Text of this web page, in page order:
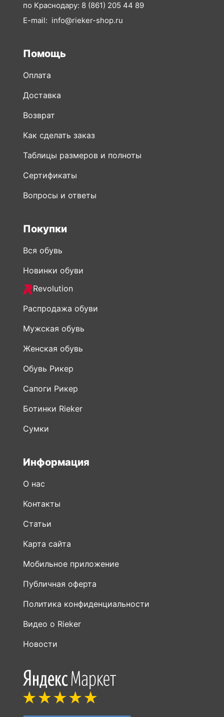
по Краснодару: 8 (861) 205 44 89
E-mail: info@rieker-shop.ru
Помощь
Оплата
Доставка
Возврат
Как сделать заказ
Таблицы размеров и полноты
Сертификаты
Вопросы и ответы
Покупки
Вся обувь
Новинки обуви
Revolution
Распродажа обуви
Мужская обувь
Женская обувь
Обувь Рикер
Сапоги Рикер
Ботинки Rieker
Сумки
Информация
О нас
Контакты
Статьи
Карта сайта
Мобильное приложение
Публичная оферта
Политика конфиденциальности
Видео о Rieker
Новости